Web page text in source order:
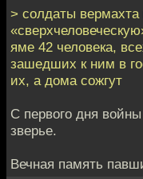
> солдаты
яме 42 человека,
зашедших к ним в
их, а дома сожгут
C первого дня
зверье.
Вечная память